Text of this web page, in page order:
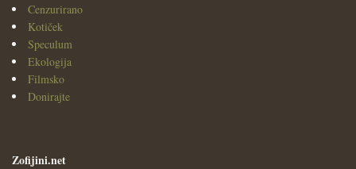
Cenzurirano
Kotiček
Speculum
Ekologija
Filmsko
Donirajte
Zofijini.net